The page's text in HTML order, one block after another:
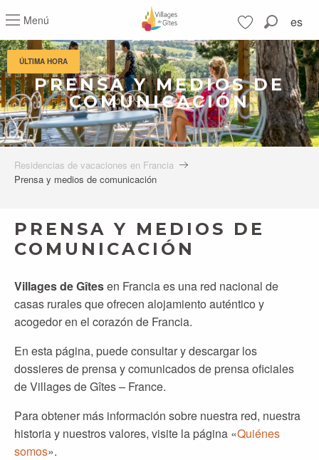
au
contenu
principal
ÚLTIMA HORA
Menú
Voir les favoris
Buscar
es
PRENSA Y MEDIOS DE
COMUNICACIÓN
Residencias de vacaciones en Francia
Prensa y medios de comunicación
PRENSA Y MEDIOS DE
COMUNICACIÓN
Villages de Gîtesen Francia es una red nacional de
casas rurales que ofrecen alojamiento auténtico y
acogedor en el corazón de Francia.
En esta página, puede consultar y descargar los
dossieres de prensa y comunicados de prensa oficiales
de Villages de Gîtes – France.
Para obtener más información sobre nuestra red, nuestra
historia y nuestros valores, visite la página «Quiénes
somos».